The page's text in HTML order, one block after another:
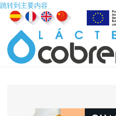
跳转到主要内容